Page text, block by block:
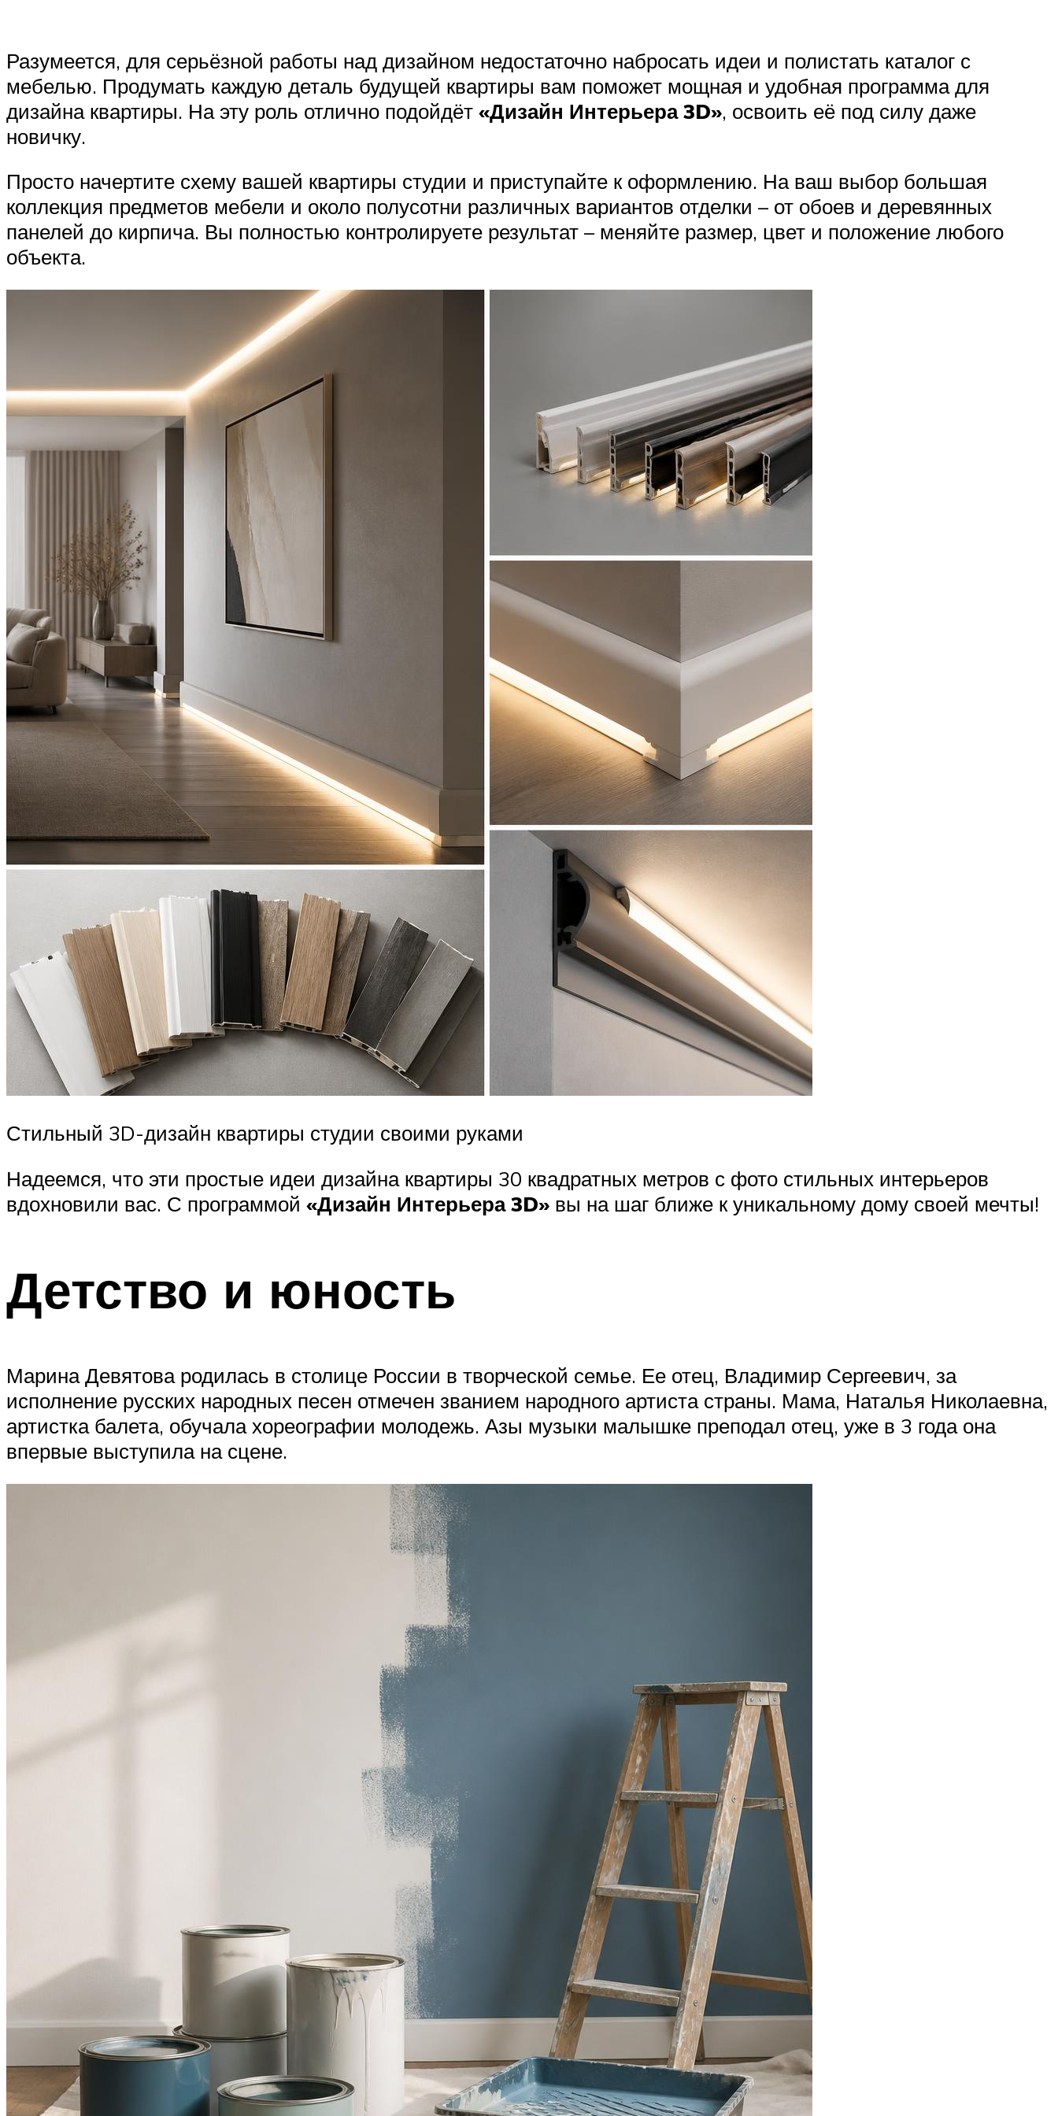
Разумеется, для серьёзной работы над дизайном недостаточно набросать идеи и полистать каталог с
мебелью. Продумать каждую деталь будущей квартиры вам поможет мощная и удобная программа для
дизайна квартиры. На эту роль отлично подойдёт «Дизайн Интерьера 3D», освоить её под силу даже
новичку.
Просто начертите схему вашей квартиры студии и приступайте к оформлению. На ваш выбор большая
коллекция предметов мебели и около полусотни различных вариантов отделки – от обоев и деревянных
панелей до кирпича. Вы полностью контролируете результат – меняйте размер, цвет и положение любого
объекта.
Стильный 3D-дизайн квартиры студии своими руками
Надеемся, что эти простые идеи дизайна квартиры 30 квадратных метров с фото стильных интерьеров
вдохновили вас. С программой «Дизайн Интерьера 3D» вы на шаг ближе к уникальному дому своей мечты!
Детство и юность
Марина Девятова родилась в столице России в творческой семье. Ее отец, Владимир Сергеевич, за
исполнение русских народных песен отмечен званием народного артиста страны. Мама, Наталья Николаевна,
артистка балета, обучала хореографии молодежь. Азы музыки малышке преподал отец, уже в 3 года она
впервые выступила на сцене.